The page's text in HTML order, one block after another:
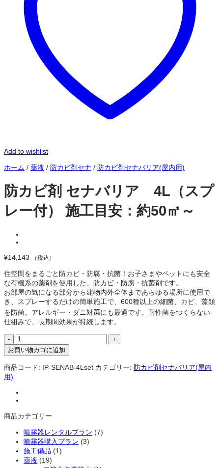
Add to wishlist
ホーム / 薬液 / 防カビ剤セナ / 防カビ剤セナバリア(屋内用)
防カビ剤 セナバリア 4L（スプ
レー付） 施工目安：約50㎡～
¥14,143 （税込）
住空間をまるごと防カビ・防腐・抗菌！お子さまやペットにも安全
な有機系の薬剤を使用した、防カビ・防腐・抗菌剤です。
お部屋の気になる部分から建物内外全体まであらゆる場所に使用で
き、スプレーするだけの簡単施工で、600種以上の細菌、カビ、藻類
を防菌。アレルギー・ダニ対策にも最適です。耐性菌をつくらない
仕組みで、長期間効果が持続します。
防
カ
ビ
剤
バ
リ
ア
4L（ス
プ
レ
ー
付）
お買い物カゴに追加
商品コード: IP-SENAB-4Lset カテゴリー: 防カビ剤セナバリア(屋内
用)
商品カテゴリー
噴霧器レンタルプラン (7)
噴霧器購入プラン (3)
施工備品 (1)
薬液 (19)